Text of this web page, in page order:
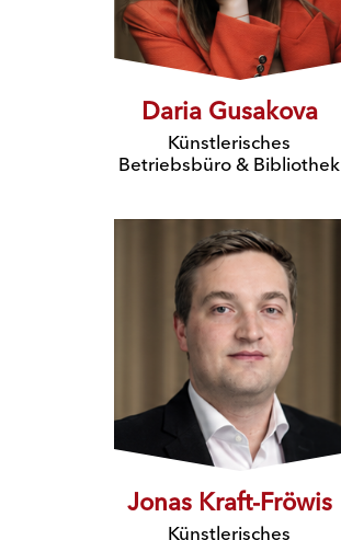
Daria Gusakova
Künstlerisches
Betriebsbüro & Bibliothek
Jonas Kraft-Fröwis
Künstlerisches